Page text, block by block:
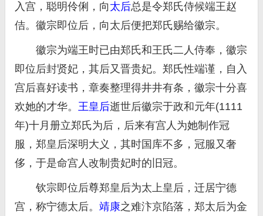
入宫，聪明伶俐，向 太后总是令郑氏侍候端王赵
佶。徽宗即位后，向太后便把郑氏赐给徽宗。
徽宗为端王时已由郑氏和王氏二人侍奉，徽宗
即位后封贤妃，其后又晋贵妃。郑氏性端谨，自入
宫后喜好读书，章奏整理得井井有条，徽宗十分喜
欢她的才华。 王皇后逝世后徽宗于政和元年(1111
年)十月册立郑氏为后，后来有宫人为她制作冠
服，郑皇后深明大义，其时国库不多，冠服又奢
侈，于是命宫人改制贵妃时的旧冠。
钦宗即位后尊郑皇后为太上皇后，迁居宁德
宫，称宁德太后。 靖康之难汴京陷落，郑太后为金